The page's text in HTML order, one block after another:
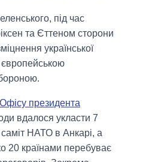
під час
та Єттеном сторони
української
Офісу президента
вдалося укласти 7
НАТО в Анкарі, а
20 країнами перебуває